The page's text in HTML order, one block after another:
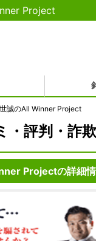
Project
誠のAll Winner Project
評判・詐欺
Projectの詳細